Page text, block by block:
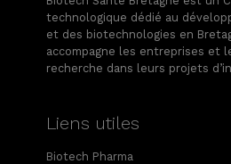
technologique dédié au
et des biotechnologies en
accompagne les entreprises et
recherche dans leurs projets
Liens utiles
Biotech Pharma